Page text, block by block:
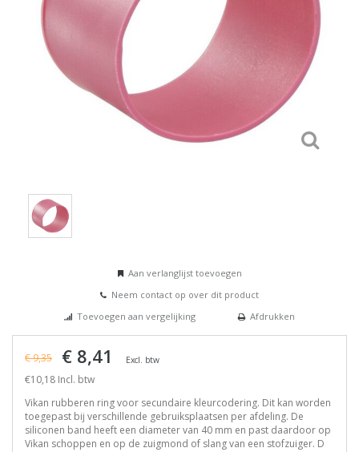
Aan verlanglijst toevoegen
Neem contact op over dit product
Toevoegen aan vergelijking
Afdrukken
€ 9,35 € 8,41 Excl. btw
€10,18 Incl. btw
Vikan rubberen ring voor secundaire kleurcodering. Dit kan worden
toegepast bij verschillende gebruiksplaatsen per afdeling. De
siliconen band heeft een diameter van 40 mm en past daardoor op
Vikan schoppen en op de zuigmond of slang van een stofzuiger. D